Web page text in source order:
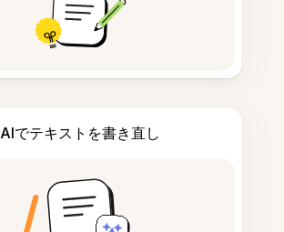
AIでテキストを書き直し